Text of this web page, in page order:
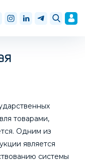
товарами,
Одним из
является
системы